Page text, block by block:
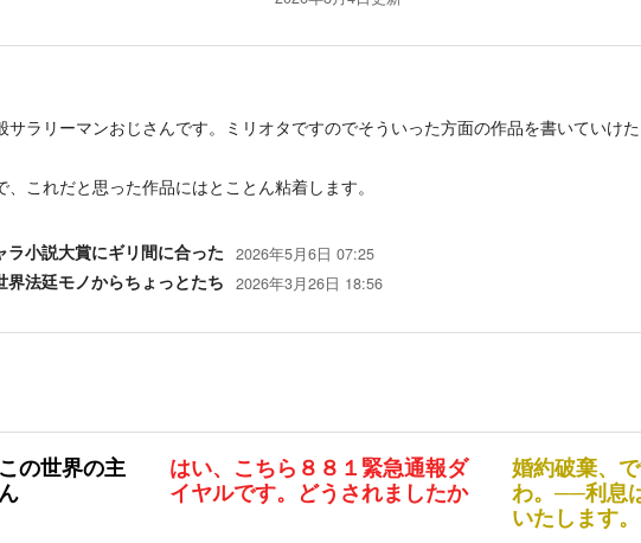
ラリーマンおじさんです。ミリオタですのでそういった方面の作品を書いていけ
これだと思った作品にはとことん粘着します。
ラ小説大賞にギリ間に合った 2026年5月6日 07:25
界法廷モノからちょっとたち 2026年3月26日 18:56
の世界の主
はい、こちら８８１緊急通報ダ
イヤルです。どうされましたか
婚約破棄、
わ。──利息
いたします。